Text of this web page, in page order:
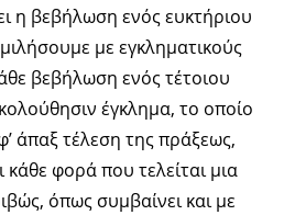
η βεβήλωση ενός ευκτήριου
με εγκληματικούς
βεβήλωση ενός τέτοιου
έγκλημα, το οποίο
άπαξ τέλεση της πράξεως,
φορά που τελείται μια
όπως συμβαίνει και με